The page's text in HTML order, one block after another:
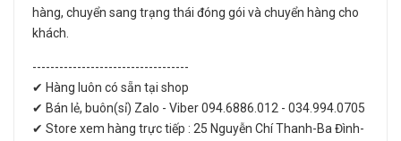
hàng, chuyển sang trạng thái đóng gói và chuyển hàng cho
khách.
-----------------------------------
✔ Hàng luôn có sẵn tại shop
✔ Bán lẻ, buôn(sỉ) Zalo - Viber 094.6886.012 - 034.994.0705
✔ Store xem hàng trực tiếp : 25 Nguyễn Chí Thanh-Ba Đình-